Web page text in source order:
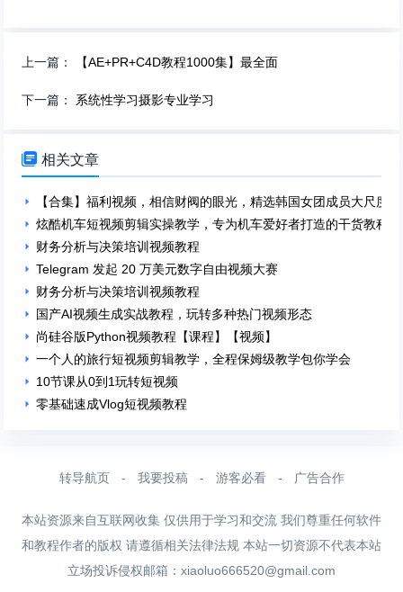
上一篇： 【AE+PR+C4D教程1000集】最全面
下一篇： 系统性学习摄影专业学习
 相关文章
【合集】福利视频，相信财阀的眼光，精选韩国女团成员大尺度
炫酷机车短视频剪辑实操教学，专为机车爱好者打造的干货教程
财务分析与决策培训视频教程
Telegram 发起 20 万美元数字自由视频大赛
财务分析与决策培训视频教程
国产AI视频生成实战教程，玩转多种热门视频形态
尚硅谷版Python视频教程【课程】【视频】
一个人的旅行短视频剪辑教学，全程保姆级教学包你学会
10节课从0到1玩转短视频
零基础速成Vlog短视频教程
转导航页 - 我要投稿 - 游客必看 - 广告合作
本站资源来自互联网收集 仅供用于学习和交流 我们尊重任何软件
和教程作者的版权 请遵循相关法律法规 本站一切资源不代表本站
立场投诉侵权邮箱： xiaoluo666520@gmail.com